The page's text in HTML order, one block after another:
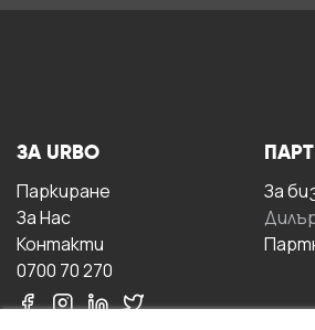
ЗА URBO
Паркиране
За Hас
Контакти
0700 70 270
За